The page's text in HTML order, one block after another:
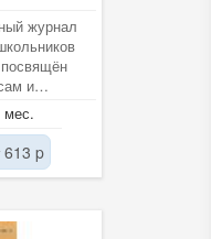
журнал
и
мес.
613 p